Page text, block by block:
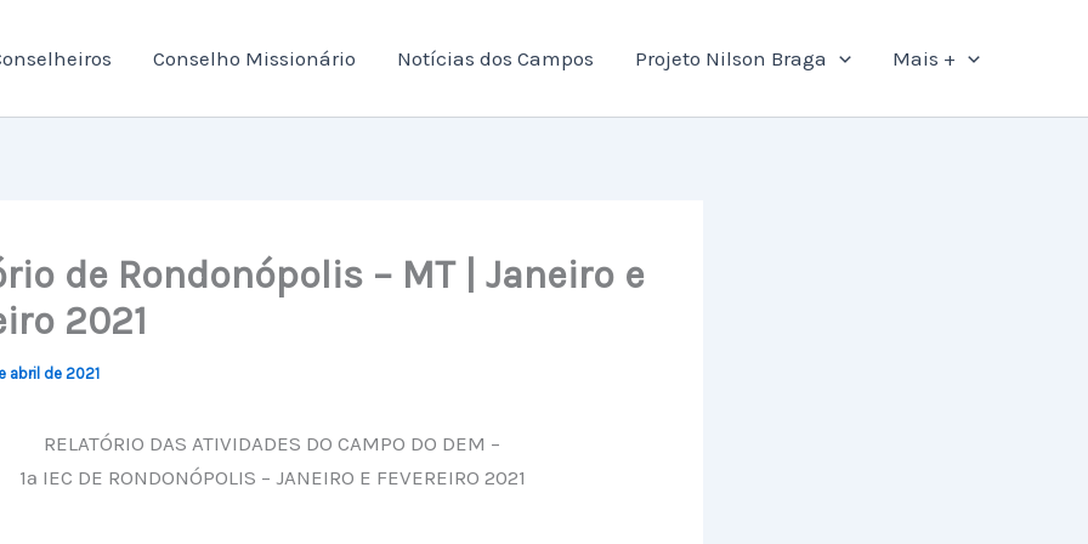
Conselho Missionário Notícias dos Campos Projeto Nilson Braga Mais +
de Rondonópolis – MT | Janeiro e
2021
abril de 2021
RELATÓRIO DAS ATIVIDADES DO CAMPO DO DEM –
1ª IEC DE RONDONÓPOLIS – JANEIRO E FEVEREIRO 2021